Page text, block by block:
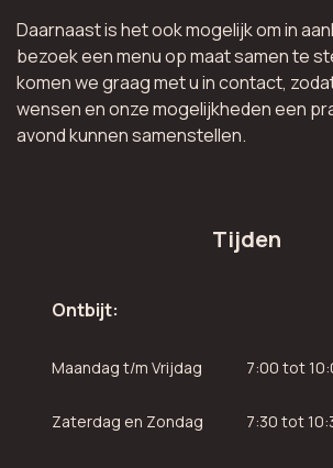
Daarnaast is het ook mogelijk om in
bezoek een menu op maat samen te
komen we graag met u in contact,
wensen en onze mogelijkheden een
avond kunnen samenstellen.
Tijden
Ontbijt:
Maandag t/m Vrijdag 7:00 tot
Zaterdag en Zondag 7:30 tot